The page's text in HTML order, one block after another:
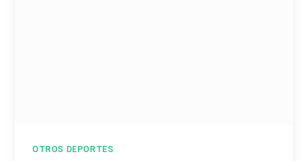
OTROS DEPORTES